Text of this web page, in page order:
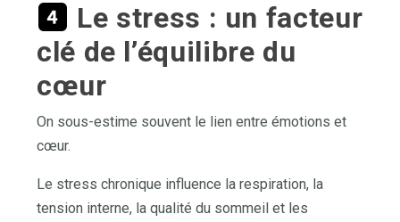
Le stress : un facteur
clé de l’équilibre du
cœur
On sous-estime souvent le lien entre émotions et
cœur.
Le stress chronique influence la respiration, la
tension interne, la qualité du sommeil et les